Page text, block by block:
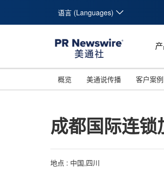
语言 (Languages)
概览 美通说传播 客户案例
成都国际连
地点 : 中国,四川